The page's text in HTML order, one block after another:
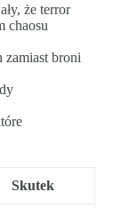
że terror
chaosu
broni
Skutek